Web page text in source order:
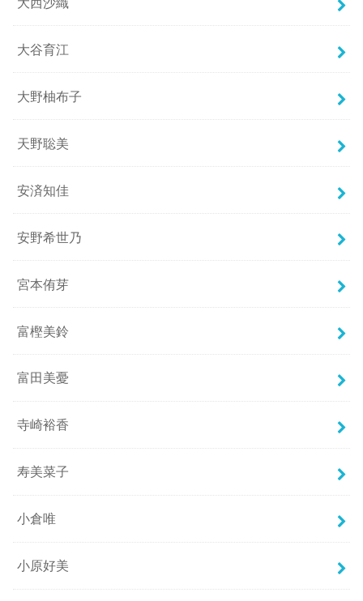
大谷育江
大野柚布子
天野聡美
安済知佳
安野希世乃
宮本侑芽
富樫美鈴
富田美憂
寺崎裕香
寿美菜子
小倉唯
小原好美